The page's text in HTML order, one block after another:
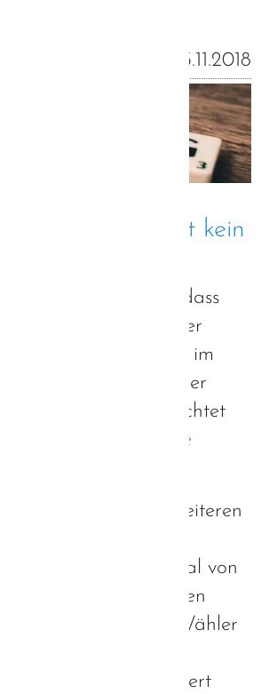
25.11.2018
- Söder ist kein
immer häufiger, dass
in diffamierender
findet - gerade im
konnte dies in der
häufiger beobachtet
bereits an dieser Stelle
kam es zu einer weiteren
dieses Begriffs. Diesmal von
als dem neuen
der CSU, Freie Wähler
von Bayern, Hubert